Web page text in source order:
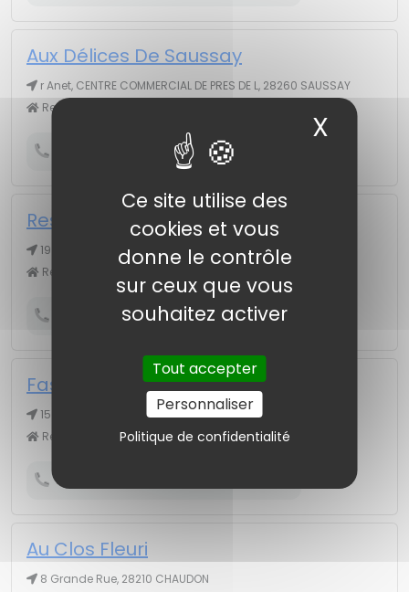
Ce site utilise des
cookies et vous
donne le contrôle
sur ceux que vous
souhaitez activer
Tout accepter
Personnaliser
Politique de confidentialité
X
Aux Délices De Saussay
r Anet, CENTRE COMMERCIAL DE PRES DE L, 28260 SAUSSAY
Restaurants
Obtenir le numéro de téléphone
Restaurant Le Saint Pierre
19 r Sénarmont, 28100 DREUX
Restaurants
Obtenir le numéro de téléphone
Fast Pizza
15 r Marceau, 28700 AUNEAU BLEURY SAINT SYMPHORIEN
Restaurants
Obtenir le numéro de téléphone
Au Clos Fleuri
8 Grande Rue, 28210 CHAUDON